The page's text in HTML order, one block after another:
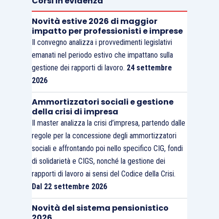
interpretative e – dopo le modifiche di
impronta antielusiva introdotte dalla L.
n.92/12 – di difficile applicazione;
dall’altro, si fanno transitare nel campo di
subordinato i rapporti di collaborazione
personale, continuativa ed
eterorganizzata dal committente.
Contribuisce all’operazione di attrazione
verso il contratto di lavoro subordinato la
previsione, contenuta all’art.54 del
decreto, volta a favorire la stabilizzazione
dei collaboratori coordinati e continuativi
anche a progetto e dei lavoratori
Novità estive 2026 di maggior
impatto per professionisti e imprese
Il convegno analizza i provvedimenti legislativi
emanati nel periodo estivo che impattano sulla
gestione dei rapporti di lavoro. 24 settembre
2026
Ammortizzatori sociali e gestione
della crisi di impresa
Il master analizza la crisi d’impresa, partendo dalle
regole per la concessione degli ammortizzatori
sociali e affrontando poi nello specifico CIG, fondi
di solidarietà e CIGS, nonché la gestione dei
rapporti di lavoro ai sensi del Codice della Crisi.
Dal 22 settembre 2026
Novità del sistema pensionistico